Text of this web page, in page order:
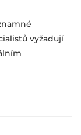
vyžadují